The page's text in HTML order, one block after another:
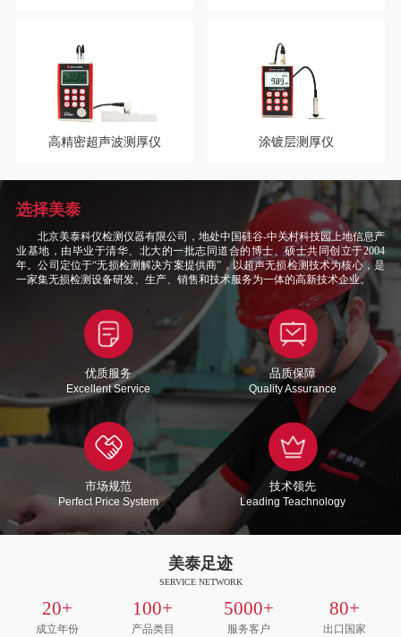
高精密超声波测厚仪 涂镀层测厚仪
选择美泰
北京美泰科仪检测仪器有限公司，地处中国硅谷-中关村科技园上地信息产
业基地，由毕业于清华、北大的一批志同道合的博士、硕士共同创立于2004
年。公司定位于“无损检测解决方案提供商”，以超声无损检测技术为核心，是
一家集无损检测设备研发、生产、销售和技术服务为一体的高新技术企业。
优质服务
Excellent Service
品质保障
Quality Assurance
市场规范
Perfect Price System
技术领先
Leading Teachnology
美泰足迹
SERVICE NETWORK
20+
成立年份
100+
产品类目
5000+
服务客户
80+
出口国家